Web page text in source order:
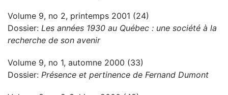
Volume 9, no 2, printemps 2001 (24)
Dossier: Les années 1930 au Québec : une société à la
recherche de son avenir
Volume 9, no 1, automne 2000 (33)
Dossier: Présence et pertinence de Fernand Dumont